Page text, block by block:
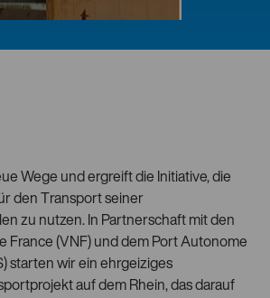
Wege und ergreift die Initiative, die
den Transport seiner
zu nutzen. In Partnerschaft mit den
France (VNF) und dem Port Autonome
starten wir ein ehrgeiziges
auf dem Rhein, das darauf